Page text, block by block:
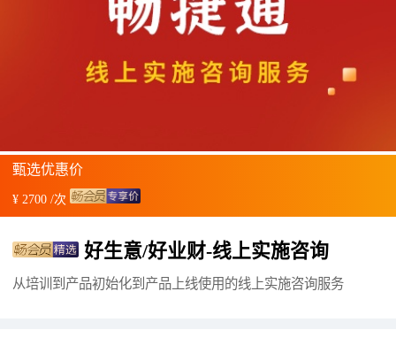
甄选优惠价
¥ 2700 /次
好生意/好业财-线上实施咨询
从培训到产品初始化到产品上线使用的线上实施咨询服务